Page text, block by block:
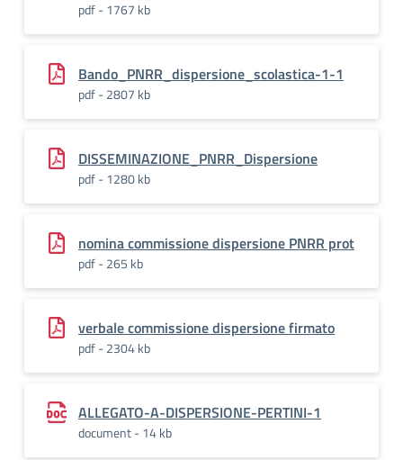
pdf - 1767 kb
Bando_PNRR_dispersione_scolastica-1-1
pdf - 2807 kb
DISSEMINAZIONE_PNRR_Dispersione
pdf - 1280 kb
nomina commissione dispersione PNRR prot
pdf - 265 kb
verbale commissione dispersione firmato
pdf - 2304 kb
ALLEGATO-A-DISPERSIONE-PERTINI-1
document - 14 kb